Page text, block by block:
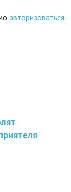
авторизоваться.